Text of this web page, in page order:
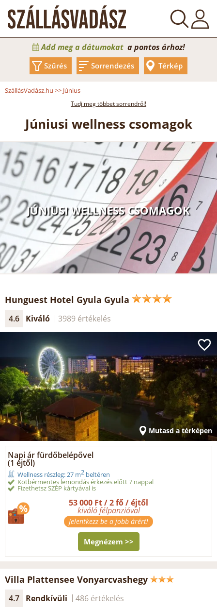
Add meg a dátumokat a pontos árhoz!
Szűrés Sorrendezés Térkép
SzállásVadász.hu >> Június
Tudj meg többet sorrendről!
Júniusi wellness csomagok
JÚNIUSI WELLNESS CSOMAGOK
Hunguest Hotel Gyula Gyula
4.6 Kiváló 3989 értékelés
Mutasd a térképen
Napi ár fürdőbelépővel
(1 éjtől)
Wellness részleg: 27 m2 beltéren
Kötbérmentes lemondás érkezés előtt 7 nappal
Fizethetsz SZÉP kártyával is
53 000 Ft / 2 fő / éjtől
kiváló félpanzióval
Jelentkezz be a jobb árért!
Megnézem >>
Villa Plattensee Vonyarcvashegy
4.7 Rendkívüli 486 értékelés